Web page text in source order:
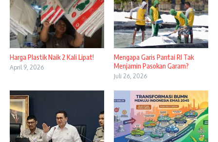
Harga Plastik Naik 2 Kali Lipat!
April 9, 2026
Mengapa Garis Pantai RI Tak
Menjamin Pasokan Garam?
Juli 26, 2026